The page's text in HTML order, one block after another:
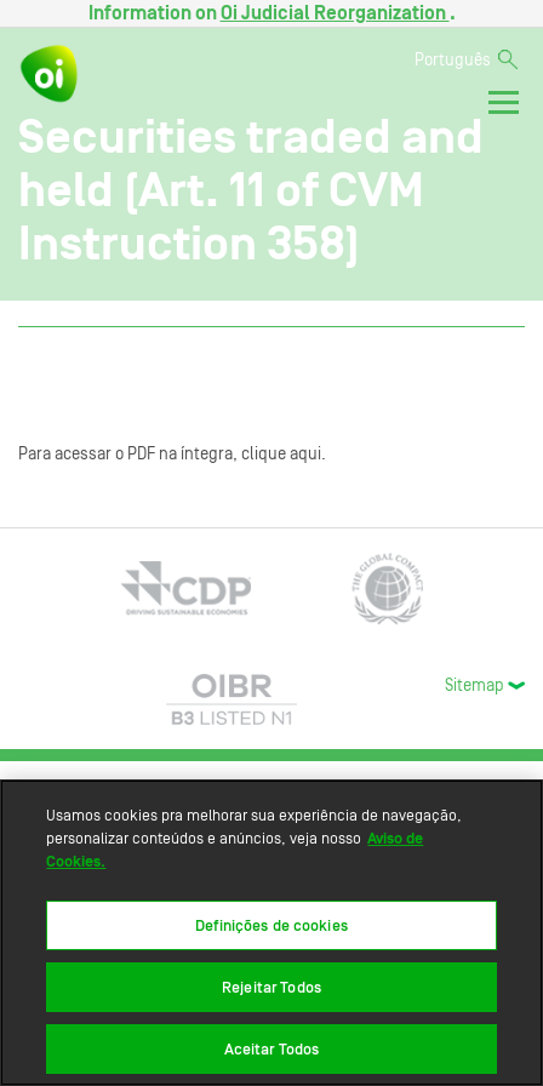
Information onOi Judicial Reorganization .
Português
Securities traded and
held (Art. 11 of CVM
Instruction 358)
Para acessar o PDF na íntegra, clique aqui.
Sitemap
Usamos cookies pra melhorar sua experiência de navegação,
personalizar conteúdos e anúncios, veja nosso Aviso de
Cookies.
Definições de cookies
Rejeitar Todos
Aceitar Todos